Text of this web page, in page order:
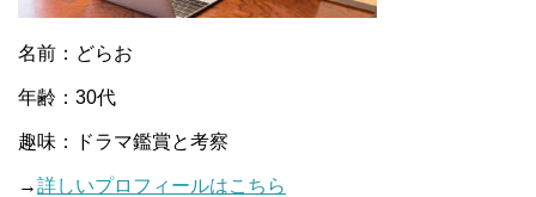
名前：どらお
年齢：30代
趣味：ドラマ鑑賞と考察
→詳しいプロフィールはこちら